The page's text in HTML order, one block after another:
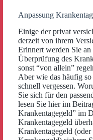
Anpassung
Einige der privat
derzeit von ihrem
Erinnert werden Sie
Überprüfung des
sonst “von allein”
Aber wie das häufig
schnell vergessen.
Sie sich für den
lesen Sie hier im
Krankentagegeld” im
Krankentagegeld
Krankentagegeld